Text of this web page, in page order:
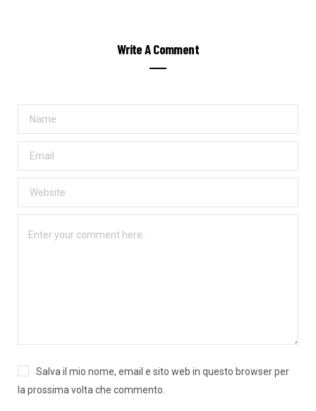
Write A Comment
Salva il mio nome, email e sito web in questo browser per
la prossima volta che commento.